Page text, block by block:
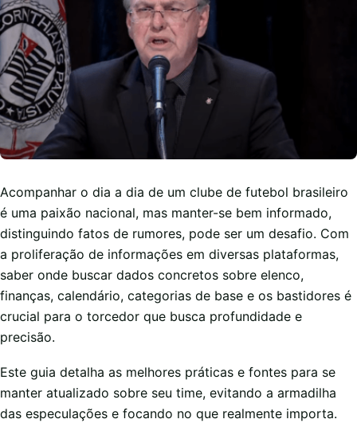
Acompanhar o dia a dia de um clube de futebol brasileiro
é uma paixão nacional, mas manter-se bem informado,
distinguindo fatos de rumores, pode ser um desafio. Com
a proliferação de informações em diversas plataformas,
saber onde buscar dados concretos sobre elenco,
finanças, calendário, categorias de base e os bastidores é
crucial para o torcedor que busca profundidade e
precisão.
Este guia detalha as melhores práticas e fontes para se
manter atualizado sobre seu time, evitando a armadilha
das especulações e focando no que realmente importa.